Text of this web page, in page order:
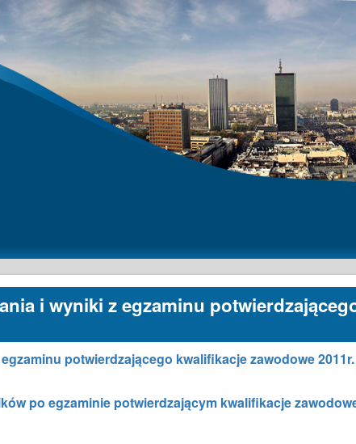
i wyniki z egzaminu
potwierdzającego kwalifikacje zawodowe 2011r.
po egzaminie potwierdzającym kwalifikacje